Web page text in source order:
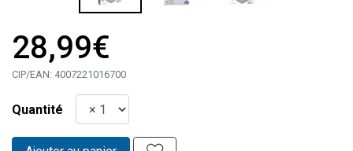
28,99€
CIP/EAN: 4007221016700
Quantité